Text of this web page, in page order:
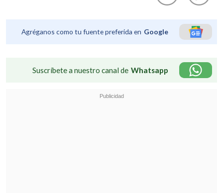
Agréganos como tu fuente preferida en Google
Suscríbete a nuestro canal de Whatsapp